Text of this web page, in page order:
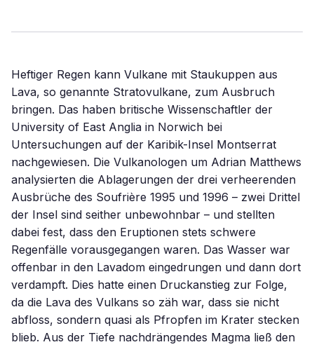
Heftiger Regen kann Vulkane mit Staukuppen aus
Lava, so genannte Stratovulkane, zum Ausbruch
bringen. Das haben britische Wissenschaftler der
University of East Anglia in Norwich bei
Untersuchungen auf der Karibik-Insel Montserrat
nachgewiesen. Die Vulkanologen um Adrian Matthews
analysierten die Ablagerungen der drei verheerenden
Ausbrüche des Soufrière 1995 und 1996 – zwei Drittel
der Insel sind seither unbewohnbar – und stellten
dabei fest, dass den Eruptionen stets schwere
Regenfälle vorausgegangen waren. Das Wasser war
offenbar in den Lavadom eingedrungen und dann dort
verdampft. Dies hatte einen Druckanstieg zur Folge,
da die Lava des Vulkans so zäh war, dass sie nicht
abfloss, sondern quasi als Pfropfen im Krater stecken
blieb. Aus der Tiefe nachdrängendes Magma ließ den